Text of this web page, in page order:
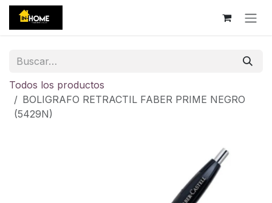
Ir al contenido
Todos los productos
BOLIGRAFO RETRACTIL FABER PRIME NEGRO
(5429N)